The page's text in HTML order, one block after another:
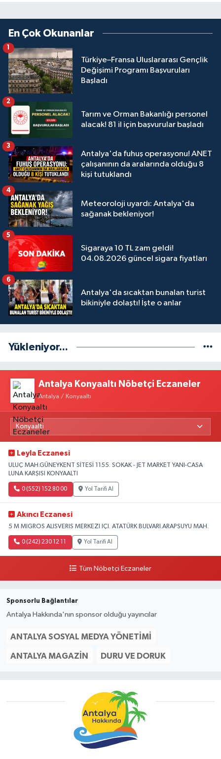
En Çok Okunanlar
Türkiye–Fransa Uluslararası Gençlik
Değişimi Programı Başvuruları
Başladı
1
Tarım ve Orman Bakanlığı personel
alacak! 81 il için başvurular başladı
2
Antalya'da fuhuş operasyonu! ANET
çalışanının da aralarında olduğu 8
kişi tutuklandı
3
Meteoroloji uyardı: Antalya'da
sağanak bekleniyor!
4
Sigaraya 10 TL zam geldi!
04.08.2026 güncel sigara fiyatları
5
Antalya'da sıcaktan bunalan turist
bikiniyle dolaştı! İşte o anlar
6
Yükleniyor...
Antalya Konyaaltı Nöbetçi Eczaneler
Antalya / Konyaaltı
Leyla Eczanesi
ULUÇ MAH.GÜNEYKENT SİTESİ 1155. SOKAK - JET MARKET YANI-CASA
LUNA KARŞISI KONYAALTI
0 (552) 152 80 00 Yol Tarifi Al
Akıncı Eczanesi
5 M MIGROS ALISVERIS MERKEZI IÇI. ATATÜRK BULVARI.ARAPSUYU MAH.
0 (242) 230 12 11 Yol Tarifi Al
Tüm Nöbetçi Eczaneler
Sponsorlu Bağlantılar
Antalya Hakkında'nın sponsor olduğu yayıncılar
ANTALYA SOSYAL MEDYA YÖNETIMI
ANTALYA MAGAZIN DURU VE DORUK